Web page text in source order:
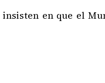
insisten en que el